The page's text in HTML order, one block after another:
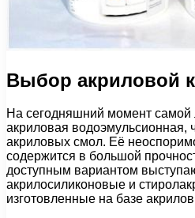
Выбор акриловой
На сегодняшний момент самой
акриловая водоэмульсионная,
акриловых смол. Её
содержится в большой
доступным вариантом
акрилосиликоновые и
изготовленные на базе